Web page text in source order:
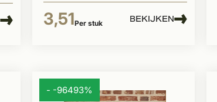
3,51Per stuk BEKIJKEN
- -96493%